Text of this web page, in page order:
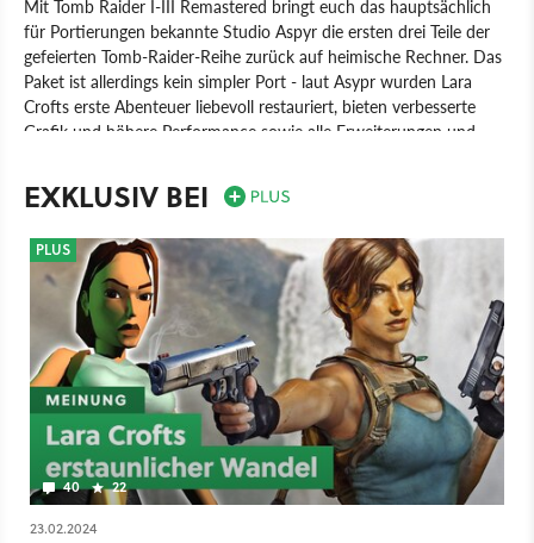
Mit Tomb Raider I-III Remastered bringt euch das hauptsächlich
für Portierungen bekannte Studio Aspyr die ersten drei Teile der
gefeierten Tomb-Raider-Reihe zurück auf heimische Rechner. Das
Paket ist allerdings kein simpler Port - laut Asypr wurden Lara
Crofts erste Abenteuer liebevoll restauriert, bieten verbesserte
Grafik und höhere Performance sowie alle Erweiterungen und
Spiele zudem überhaupt auf moderne Konsolen. In Tomb Raider
reist ihr als kampferprobte Archäologin Lara Croft um die Welt
Spiel Nintendo Switch PlayStation 4
Xbox One
Nintendo
PlayStation Xbox Action
EXKLUSIV BEI
40 22
PLUS
23.02.2024